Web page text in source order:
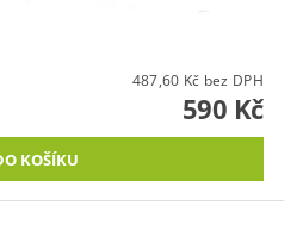
487,60 Kč bez DPH
590 Kč